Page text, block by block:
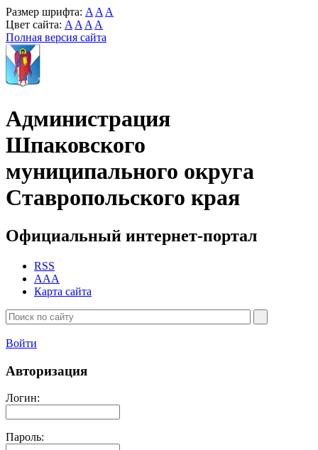
Размер шрифта: A A A
Цвет сайта: A A A A
Полная версия сайта
Администрация
Шпаковского
муниципального округа
Ставропольского края
Официальный интернет-портал
RSS
AAA
Карта сайта
Войти
Авторизация
Логин:
Пароль: